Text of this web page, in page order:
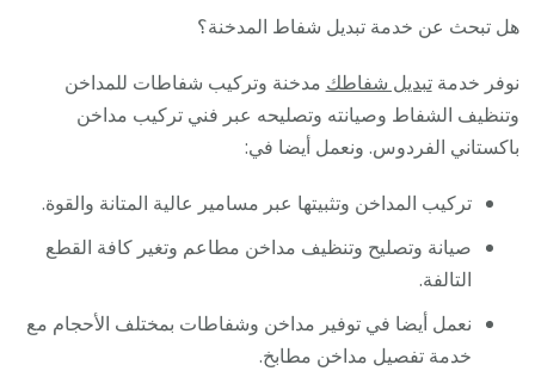
هل تبحث عن خدمة تبديل شفاط المدخنة؟
نوفر خدمةتبديل شفاطك مدخنة وتركيب شفاطات للمداخن
وتنظيف الشفاط وصيانته وتصليحه عبر فني تركيب مداخن
باكستاني الفردوس. ونعمل أيضا في:
تركيب المداخن وتثبيتها عبر مسامير عالية المتانة والقوة.
صيانة وتصليح وتنظيف مداخن مطاعم وتغير كافة القطع
التالفة.
نعمل أيضا في توفير مداخن وشفاطات بمختلف الأحجام مع
خدمة تفصيل مداخن مطابخ.